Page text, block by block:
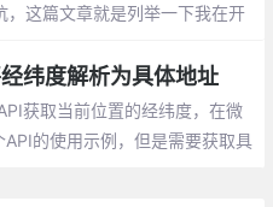
这篇文章就是列举一下我在开
纬度解析为具体地址
获取当前位置的经纬度，在微
的使用示例，但是需要获取具